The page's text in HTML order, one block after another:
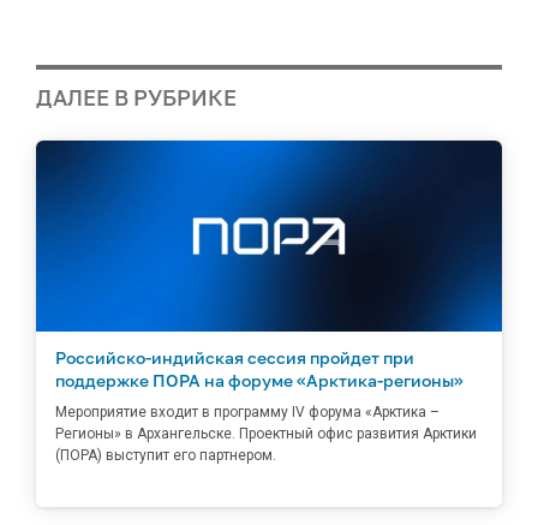
ДАЛЕЕ В РУБРИКЕ
Российско-индийская сессия пройдет при
поддержке ПОРА на форуме «Арктика-регионы»
Мероприятие входит в программу IV форума «Арктика –
Регионы» в Архангельске. Проектный офис развития Арктики
(ПОРА) выступит его партнером.